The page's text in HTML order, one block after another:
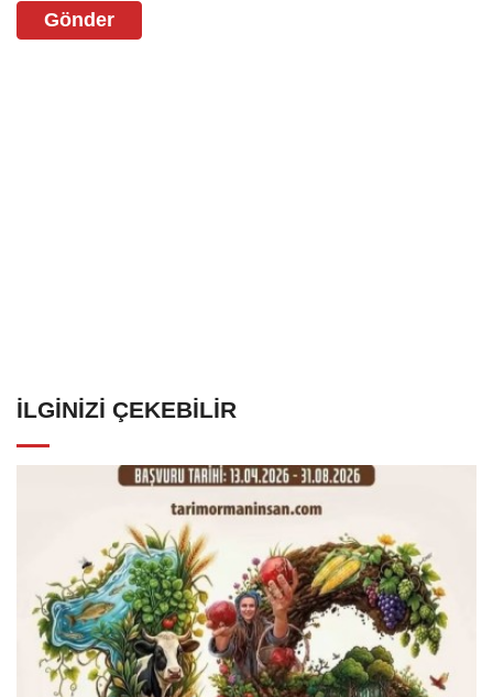
Gönder
İLGINIZI ÇEKEBILIR